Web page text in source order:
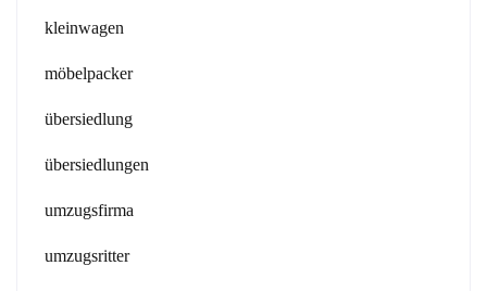
kleinwagen
möbelpacker
übersiedlung
übersiedlungen
umzugsfirma
umzugsritter